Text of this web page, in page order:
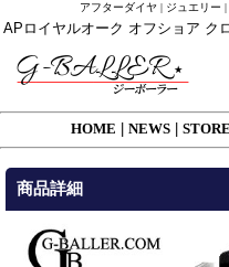
アフターダイヤ | ジュエリー
APロイヤルオーク オフショア ク
HOME NEWS STORE
商品詳細